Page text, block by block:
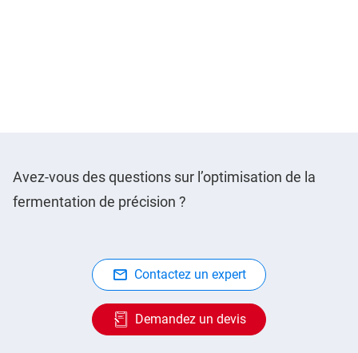
Avez-vous des questions sur l’optimisation de la
fermentation de précision ?
Contactez un expert
Demandez un devis